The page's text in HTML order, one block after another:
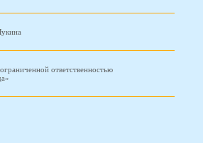
ответственностью